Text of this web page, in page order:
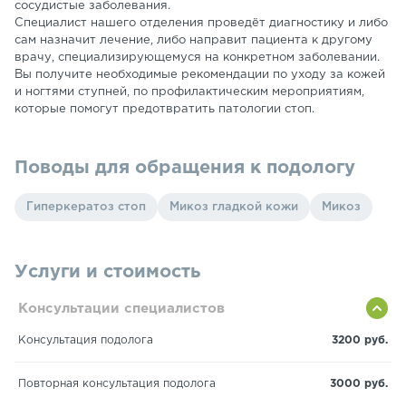
сосудистые заболевания.
Специалист нашего отделения проведёт диагностику и либо
сам назначит лечение, либо направит пациента к другому
врачу, специализирующемуся на конкретном заболевании.
Вы получите необходимые рекомендации по уходу за кожей
и ногтями ступней, по профилактическим мероприятиям,
которые помогут предотвратить патологии стоп.
Поводы для обращения к подологу
Гиперкератоз стоп Микоз гладкой кожи Микоз
Услуги и стоимость
Консультации специалистов
Консультация подолога 3200 руб.
Повторная консультация подолога 3000 руб.